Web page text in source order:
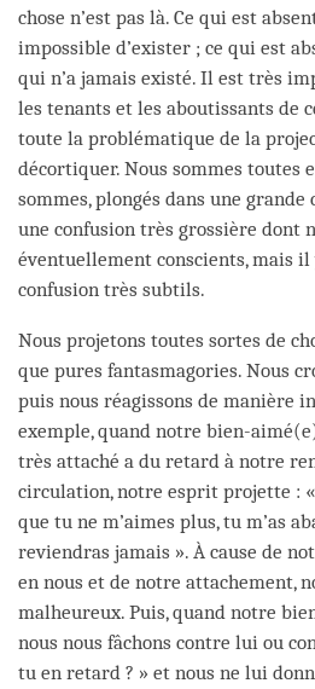
chose n’est pas là. Ce qui est
impossible d’exister ; ce qui est
qui n’a jamais existé. Il est très
les tenants et les aboutissants de
toute la problématique de la
décortiquer. Nous sommes toutes
sommes, plongés dans une grande
une confusion très grossière dont
éventuellement conscients, mais il
confusion très subtils.
Nous projetons toutes sortes de
que pures fantasmagories. Nous
puis nous réagissons de manière
exemple, quand notre bien-
très attaché a du retard à notre
circulation, notre esprit projette :
que tu ne m’aimes plus, tu m’as
reviendras jamais ». À cause de
en nous et de notre attachement,
malheureux. Puis, quand notre
nous nous fâchons contre lui ou
tu en retard ? » et nous ne lui